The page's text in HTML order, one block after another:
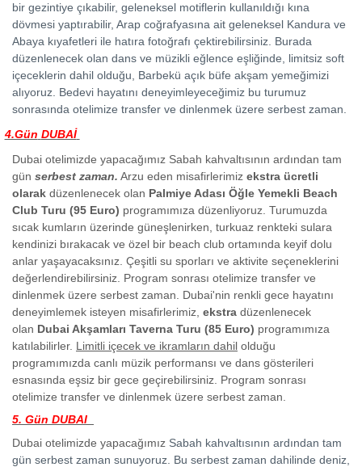
bir gezintiye çıkabilir, geleneksel motiflerin kullanıldığı kına
dövmesi yaptırabilir, Arap coğrafyasına ait geleneksel Kandura ve
Abaya kıyafetleri ile hatıra fotoğrafı çektirebilirsiniz. Burada
düzenlenecek olan dans ve müzikli eğlence eşliğinde, limitsiz soft
içeceklerin dahil olduğu, Barbekü açık büfe akşam yemeğimizi
alıyoruz. Bedevi hayatını deneyimleyeceğimiz bu turumuz
sonrasında otelimize transfer ve dinlenmek üzere serbest zaman.
4.Gün DUBAİ
Dubai otelimizde yapacağımız Sabah kahvaltısının ardından tam
gün serbest zaman. Arzu eden misafirlerimiz ekstra ücretli
olarak düzenlenecek olan Palmiye Adası Öğle Yemekli Beach
Club Turu (95 Euro) programımıza düzenliyoruz. Turumuzda
sıcak kumların üzerinde güneşlenirken, turkuaz renkteki sulara
kendinizi bırakacak ve özel bir beach club ortamında keyif dolu
anlar yaşayacaksınız. Çeşitli su sporları ve aktivite seçeneklerini
değerlendirebilirsiniz. Program sonrası otelimize transfer ve
dinlenmek üzere serbest zaman. Dubai'nin renkli gece hayatını
deneyimlemek isteyen misafirlerimiz, ekstra düzenlenecek
olan Dubai Akşamları Taverna Turu (85 Euro) programımıza
katılabilirler. Limitli içecek ve ikramların dahil olduğu
programımızda canlı müzik performansı ve dans gösterileri
esnasında eşsiz bir gece geçirebilirsiniz. Program sonrası
otelimize transfer ve dinlenmek üzere serbest zaman.
5. Gün DUBAI
Dubai otelimizde yapacağımız Sabah kahvaltısının ardından tam
gün serbest zaman sunuyoruz. Bu serbest zaman dahilinde deniz,